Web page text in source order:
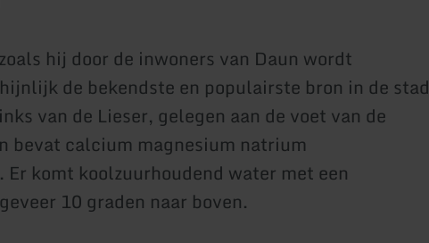
hij door de inwoners van Daun wordt
de bekendste en populairste bron in de stad
van de Lieser, gelegen aan de voet van de
bevat calcium magnesium natrium
komt koolzuurhoudend water met een
10 graden naar boven.